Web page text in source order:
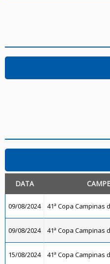
DATA
09/08/2024 41ª Copa Campinas
09/08/2024 41ª Copa Campinas
15/08/2024 41ª Copa Campinas